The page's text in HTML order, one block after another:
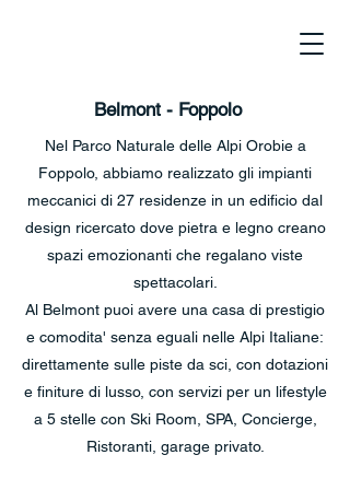
Belmont - Foppolo
Nel Parco Naturale delle Alpi Orobie a
Foppolo, abbiamo realizzato gli impianti
meccanici di 27 residenze in un edificio dal
design ricercato dove pietra e legno creano
spazi emozionanti che regalano viste
spettacolari.
Al Belmont puoi avere una casa di prestigio
e comodita' senza eguali nelle Alpi Italiane:
direttamente sulle piste da sci, con dotazioni
e finiture di lusso, con servizi per un lifestyle
a 5 stelle con Ski Room, SPA, Concierge,
Ristoranti, garage privato.